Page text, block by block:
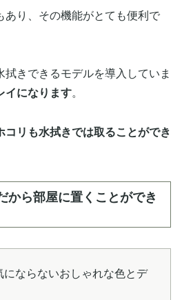
あり、その機能がとても便利で
きできるモデルを導入していま
イになります。
コリも水拭きでは取ることができ
から部屋に置くことができ
ならないおしゃれな色とデ